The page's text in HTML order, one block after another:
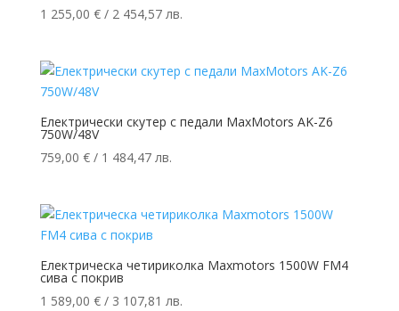
1 255,00 €/ 2 454,57 лв.
Електрически скутер с педали MaxMotors AK-Z6
750W/48V
759,00 €/ 1 484,47 лв.
Електрическа четириколка Maxmotors 1500W FM4
сива с покрив
1 589,00 €/ 3 107,81 лв.